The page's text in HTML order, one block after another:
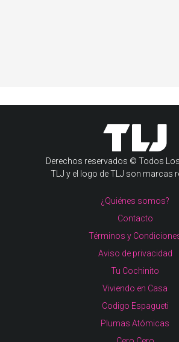
Derechos reservados © Todos
TLJ y el logo de TLJ son marcas
¿Quiénes somos?
Contacto
Términos y
Aviso de privacidad
Tu Cochinito
Viviendo en Casa
Codigo Espagueti
Plumas Atómicas